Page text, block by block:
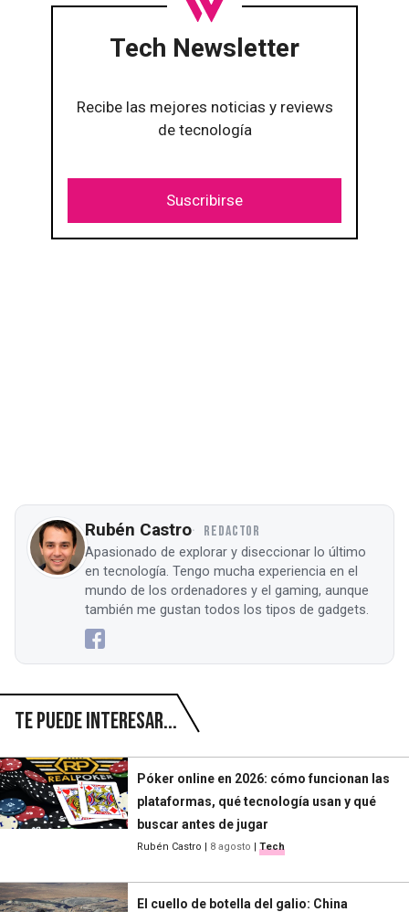
Tech Newsletter
Recibe las mejores noticias y reviews
de tecnología
Suscribirse
Rubén Castro REDACTOR
Apasionado de explorar y diseccionar lo último
en tecnología. Tengo mucha experiencia en el
mundo de los ordenadores y el gaming, aunque
también me gustan todos los tipos de gadgets.
Te puede interesar...
Póker online en 2026: cómo funcionan las
plataformas, qué tecnología usan y qué
buscar antes de jugar
Rubén Castro | 8 agosto | Tech
El cuello de botella del galio: China